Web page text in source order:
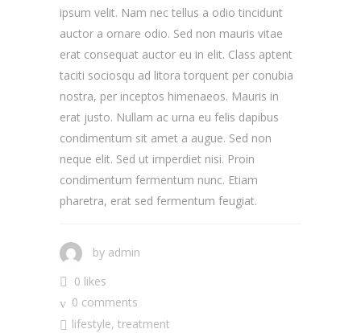
ipsum velit. Nam nec tellus a odio tincidunt
auctor a ornare odio. Sed non mauris vitae
erat consequat auctor eu in elit. Class aptent
taciti sociosqu ad litora torquent per conubia
nostra, per inceptos himenaeos. Mauris in
erat justo. Nullam ac urna eu felis dapibus
condimentum sit amet a augue. Sed non
neque elit. Sed ut imperdiet nisi. Proin
condimentum fermentum nunc. Etiam
pharetra, erat sed fermentum feugiat.
by admin
0 likes
0 comments
lifestyle, treatment